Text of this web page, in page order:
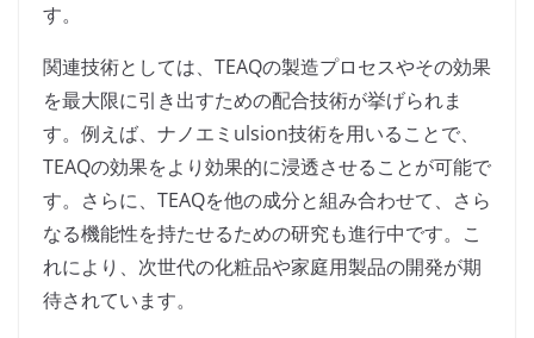
す。
関連技術としては、TEAQの製造プロセスやその効果
を最大限に引き出すための配合技術が挙げられま
す。例えば、ナノエミulsion技術を用いることで、
TEAQの効果をより効果的に浸透させることが可能で
す。さらに、TEAQを他の成分と組み合わせて、さら
なる機能性を持たせるための研究も進行中です。こ
れにより、次世代の化粧品や家庭用製品の開発が期
待されています。